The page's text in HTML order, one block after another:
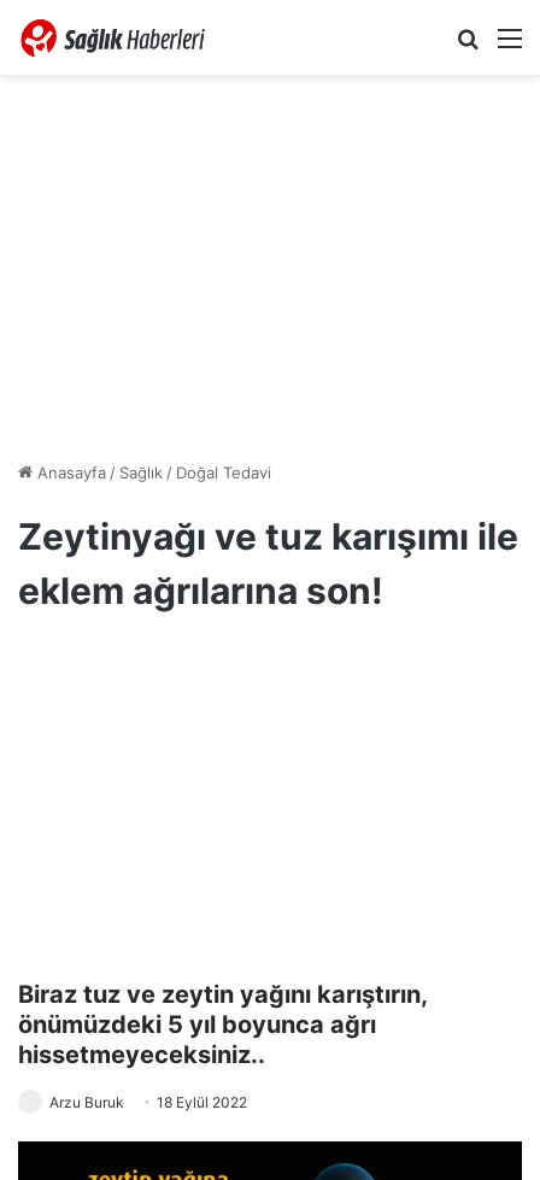
Anasayfa/ Sağlık/ Doğal Tedavi
Zeytinyağı ve tuz karışımı ile
eklem ağrılarına son!
Biraz tuz ve zeytin yağını karıştırın,
önümüzdeki 5 yıl boyunca ağrı
hissetmeyeceksiniz..
Arzu Buruk 18 Eylül 2022